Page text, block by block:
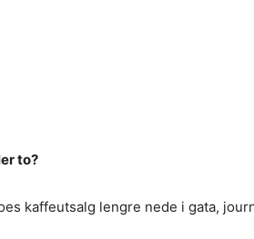
to?
kaffeutsalg lengre nede i gata,